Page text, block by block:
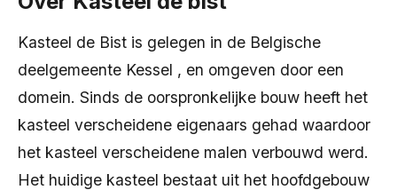
Kasteel de Bist is gelegen in de Belgische
deelgemeente Kessel , en omgeven door een
domein. Sinds de oorspronkelijke bouw heeft het
kasteel verscheidene eigenaars gehad waardoor
het kasteel verscheidene malen verbouwd werd.
Het huidige kasteel bestaat uit het hoofdgebouw